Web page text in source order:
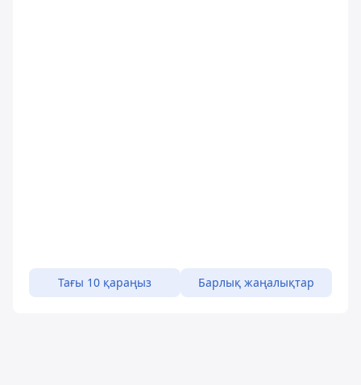
Тағы 10 қараңыз Барлық жаңалықтар